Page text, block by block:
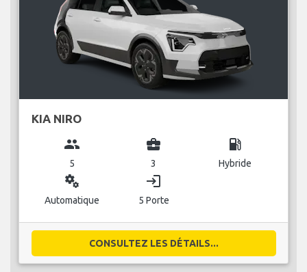
KIA NIRO
group
5
business_center
3
local_gas_station
Hybride
miscellaneous_services
Automatique
login
5 Porte
CONSULTEZ LES DÉTAILS...